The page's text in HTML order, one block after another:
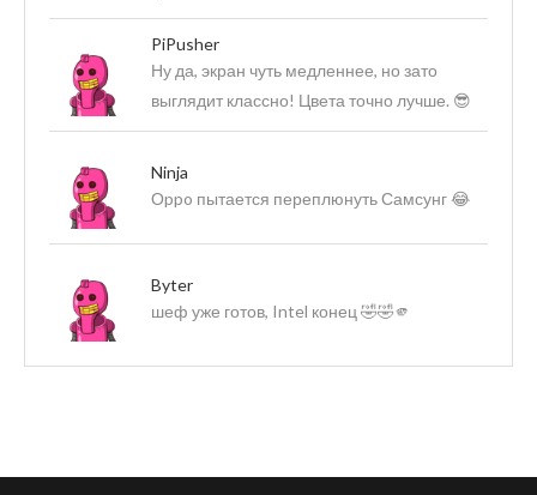
PiPusher
Ну да, экран чуть медленнее, но зато
выглядит классно! Цвета точно лучше. 😎
Ninja
Оppo пытается переплюнуть Самсунг 😂
Byter
шеф уже готов, Intel конец 🤣🤣🫵